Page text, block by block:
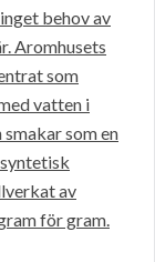
behov av
Aromhusets
som
vatten i
som en
av
för gram.